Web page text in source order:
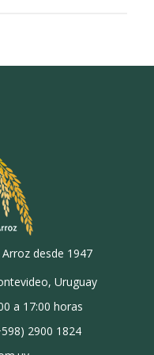
desde 1947
Uruguay
a 17:00 horas
2900 1824